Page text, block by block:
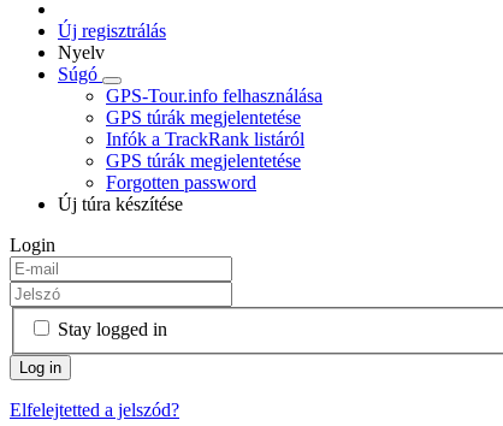
Új regisztrálás
Nyelv
Súgó
GPS-Tour.info felhasználása
GPS túrák megjelentetése
Infók a TrackRank listáról
GPS túrák megjelentetése
Forgotten password
Új túra készítése
Login
Stay logged in
Elfelejtetted a jelszód?